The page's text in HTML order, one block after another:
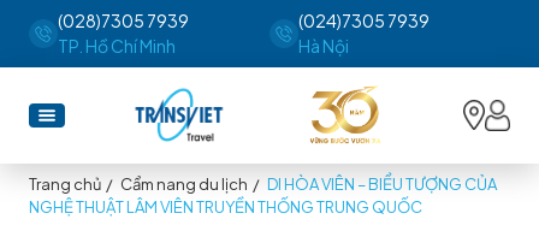
(028)7305 7939
TP. Hồ Chí Minh
(024)7305 7939
Hà Nội
Trang chủ / Cẩm nang du lịch / DI HÒA VIÊN – BIỂU TƯỢNG CỦA
NGHỆ THUẬT LÂM VIÊN TRUYỀN THỐNG TRUNG QUỐC